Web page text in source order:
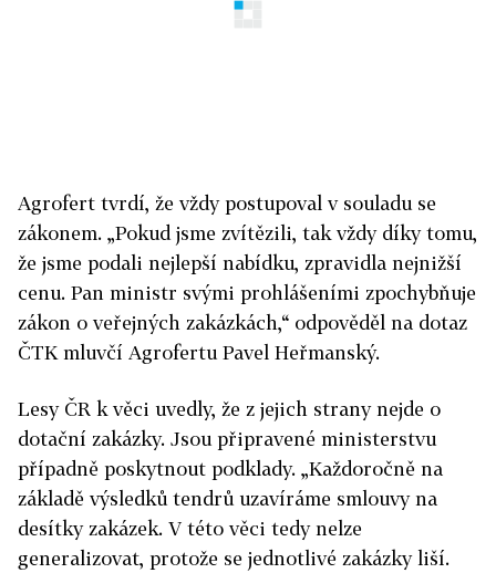
Agrofert tvrdí, že vždy postupoval v souladu se
zákonem. „Pokud jsme zvítězili, tak vždy díky tomu,
že jsme podali nejlepší nabídku, zpravidla nejnižší
cenu. Pan ministr svými prohlášeními zpochybňuje
zákon o veřejných zakázkách,“ odpověděl na dotaz
ČTK mluvčí Agrofertu Pavel Heřmanský.
Lesy ČR k věci uvedly, že z jejich strany nejde o
dotační zakázky. Jsou připravené ministerstvu
případně poskytnout podklady. „Každoročně na
základě výsledků tendrů uzavíráme smlouvy na
desítky zakázek. V této věci tedy nelze
generalizovat, protože se jednotlivé zakázky liší.